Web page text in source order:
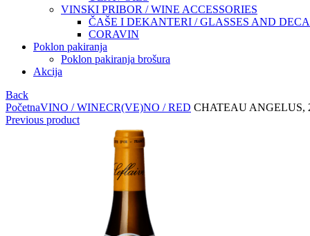
VINSKI PRIBOR / WINE ACCESSORIES
ČAŠE I DEKANTERI / GLASSES AND
CORAVIN
Poklon pakiranja
Poklon pakiranja brošura
Akcija
Back
PočetnaVINO / WINECR(VE)NO / RED CHATEAU ANGELUS,
Previous product